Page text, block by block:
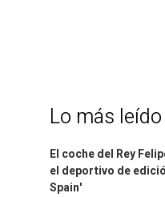
Lo más leído
El coche del Rey
el deportivo de
Spain'